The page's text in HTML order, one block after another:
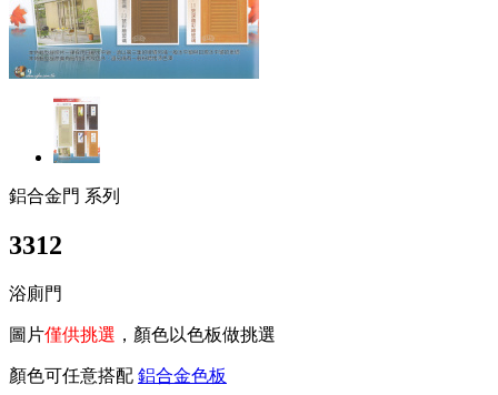
鋁合金門 系列
3312
浴廁門
圖片僅供挑選 ，顏色以色板做挑選
顏色可任意搭配 鋁合金色板